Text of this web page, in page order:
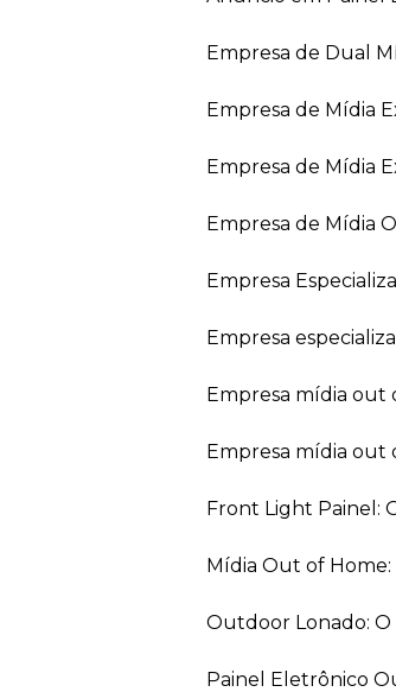
Empresa de Dual
Empresa de Mídia
Empresa de Mídia
Empresa de Mídia
Empresa
Empresa
Empresa mídia
Empresa mídia
Front Light Painel:
Mídia Out of
Outdoor Lonado:
Painel Eletrônico